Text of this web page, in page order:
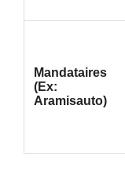
Mandataires
(Ex:
Aramisauto)